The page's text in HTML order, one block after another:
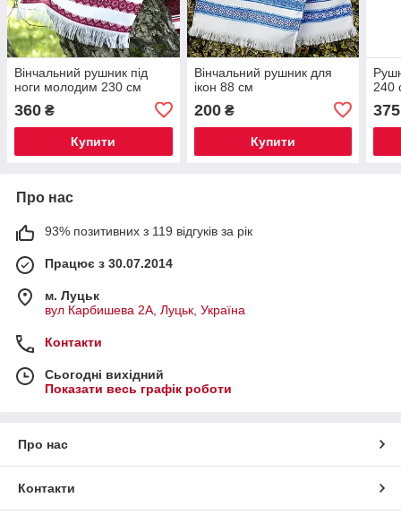
Вінчальний рушник під
ноги молодим 230 см
360 ₴
Купити
Вінчальний рушник для
ікон 88 см
200₴
Купити
240
375
Про нас
93% позитивних з 119 відгуків за рік
Працює з 30.07.2014
м. Луцьк
вул Карбишева 2А, Луцьк, Україна
Контакти
Сьогодні вихідний
Показати весь графік роботи
Про нас
Контакти